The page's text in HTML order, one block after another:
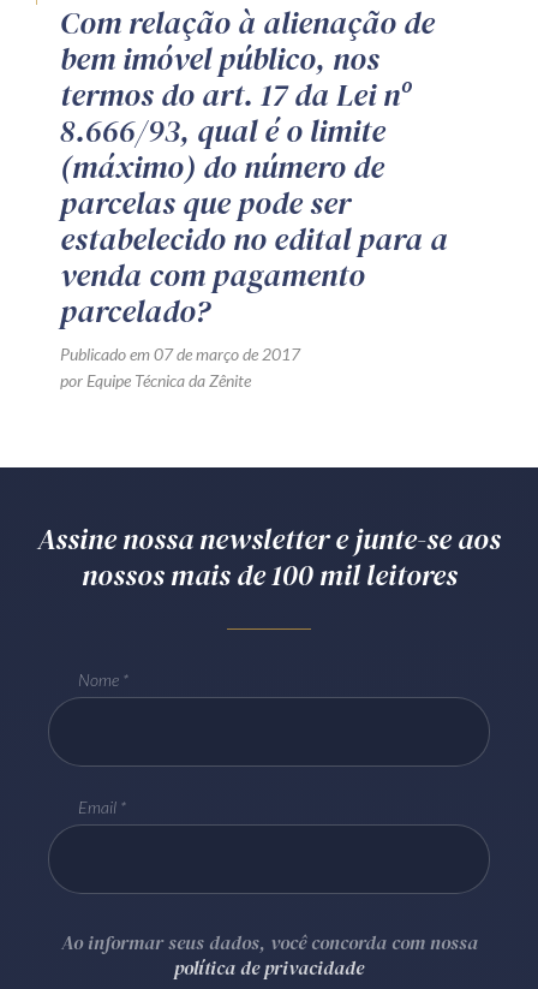
Com relação à alienação de
bem imóvel público, nos
termos do art. 17 da Lei nº
8.666/93, qual é o limite
(máximo) do número de
parcelas que pode ser
estabelecido no edital para a
venda com pagamento
parcelado?
Publicado em 07 de março de 2017
por Equipe Técnica da Zênite
Assine nossa newsletter e junte-se aos
nossos mais de 100 mil leitores
Nome
Email
Ao informar seus dados, você concorda com nossa
política de privacidade